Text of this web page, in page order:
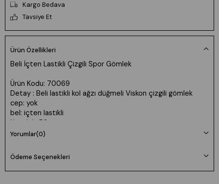
Kargo Bedava
Tavsiye Et
Ürün Özellikleri
Beli İçten Lastikli Çizgili Spor Gömlek
Ürün Kodu: 70069
Detay : Beli lastikli kol ağzı düğmeli Viskon çizgili gömlek
cep: yok
bel: içten lastikli
Uzunluk: 50cm
Kumaş: Viskon Dokuma - Likrasız
Manken 36 Beden Boy: 165 cm Kilo: 55
Beden seçimi vücut tipine göre değişiklik gösterebilir.
Yorumlar(0)
Ödeme Seçenekleri